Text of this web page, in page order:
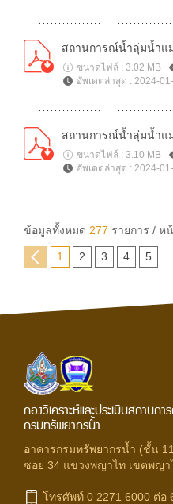
สถานการณ์น้ำลุ่มน้ำแ
ขนาดไฟล์ : 3.02 MB
อัพเดตล่าสุด : 2024-
สถานการณ์น้ำลุ่มน้ำแ
ขนาดไฟล์ : 3.10 MB
อัพเดตล่าสุด : 2024-
ข้อมูลทั้งหมด 277 รายการ / ห
1 2 3 4 5
กองวิเคราะห์และประเมินสถานก
กรมทรัพยากรน้ำ
อาคารกรมทรัพยากรน้ำ (ชั้น
ซอย 34 แขวงพญาไท เขตพญา
โทรศัพท์ 0 2271 6000 ต่อ